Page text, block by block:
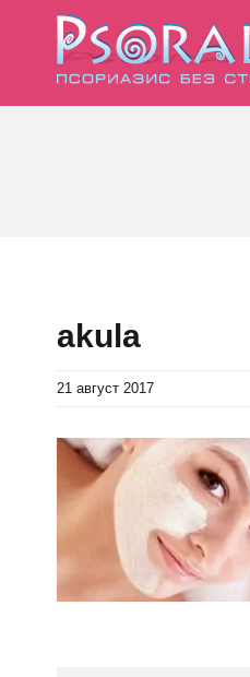
akula
21 август 2017